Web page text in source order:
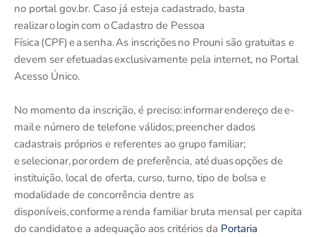
no portal gov.br. Caso já esteja cadastrado, basta
realizar o login com o Cadastro de Pessoa
Física (CPF) e a senha. As inscrições no Prouni são gratuitas e
devem ser efetuadas exclusivamente pela internet, no Portal
Acesso Único.
No momento da inscrição, é preciso: informar endereço de e-
mail e número de telefone válidos; preencher dados
cadastrais próprios e referentes ao grupo familiar;
e selecionar, por ordem de preferência, até duas opções de
instituição, local de oferta, curso, turno, tipo de bolsa e
modalidade de concorrência dentre as
disponíveis, conforme a renda familiar bruta mensal per capita
do candidato e a adequação aos critérios da Portaria